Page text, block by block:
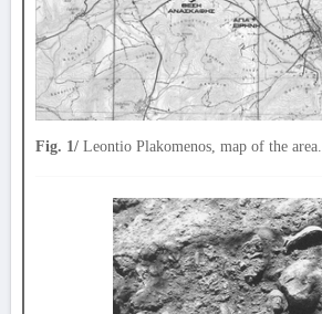
Fig. 1/ Leontio Plakomenos, map of the area.